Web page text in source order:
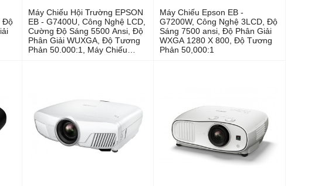
Độ
Máy Chiếu Hội Trường EPSON
EB - G7400U, Công Nghệ LCD,
Cường Độ Sáng 5500 Ansi, Độ
Phân Giải WUXGA, Độ Tương
Phản 50.000:1, Máy Chiếu
Máy Chiếu Epson EB -
G7200W, Công Nghệ 3LCD, Độ
Sáng 7500 ansi, Độ Phân Giải
WXGA 1280 X 800, Độ Tương
Phản 50,000:1